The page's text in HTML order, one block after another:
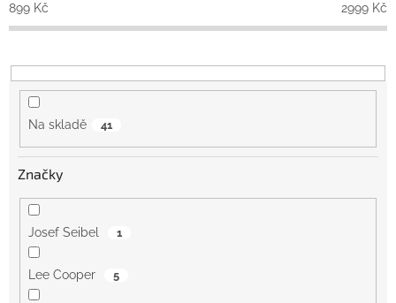
d
k
t
899 Kč 2999 Kč
Na skladě 41
Značky
Josef Seibel 1
Lee Cooper 5